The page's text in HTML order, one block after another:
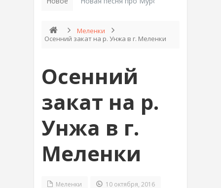
Меленки
Осенний закат на р. Унжа в г. Меленки
Осенний
закат на р.
Унжа в г.
Меленки
Меленки 10 октября, 2016